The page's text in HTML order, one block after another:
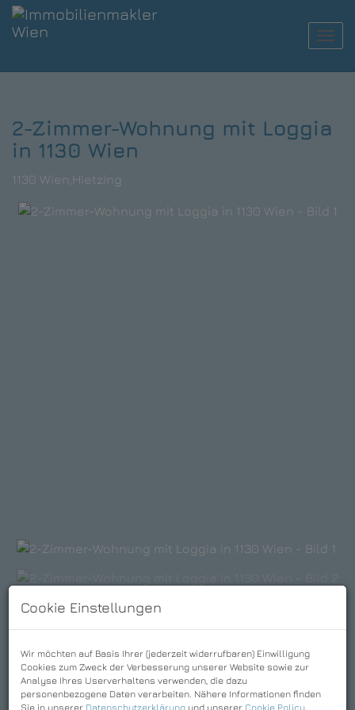
2-Zimmer-Wohnung mit Loggia
in 1130 Wien
1130 Wien,Hietzing
Cookie Einstellungen
Wir möchten auf Basis Ihrer (jederzeit widerrufbaren) Einwilligung
Cookies zum Zweck der Verbesserung unserer Website sowie zur
Analyse Ihres Userverhaltens verwenden, die dazu
personenbezogene Daten verarbeiten. Nähere Informationen finden
Sie in unserer Datenschutzerklärung und unserer Cookie Policy.